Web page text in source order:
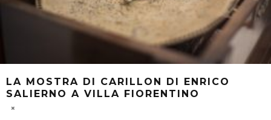
LA MOSTRA DI CARILLON DI ENRICO
SALIERNO A VILLA FIORENTINO